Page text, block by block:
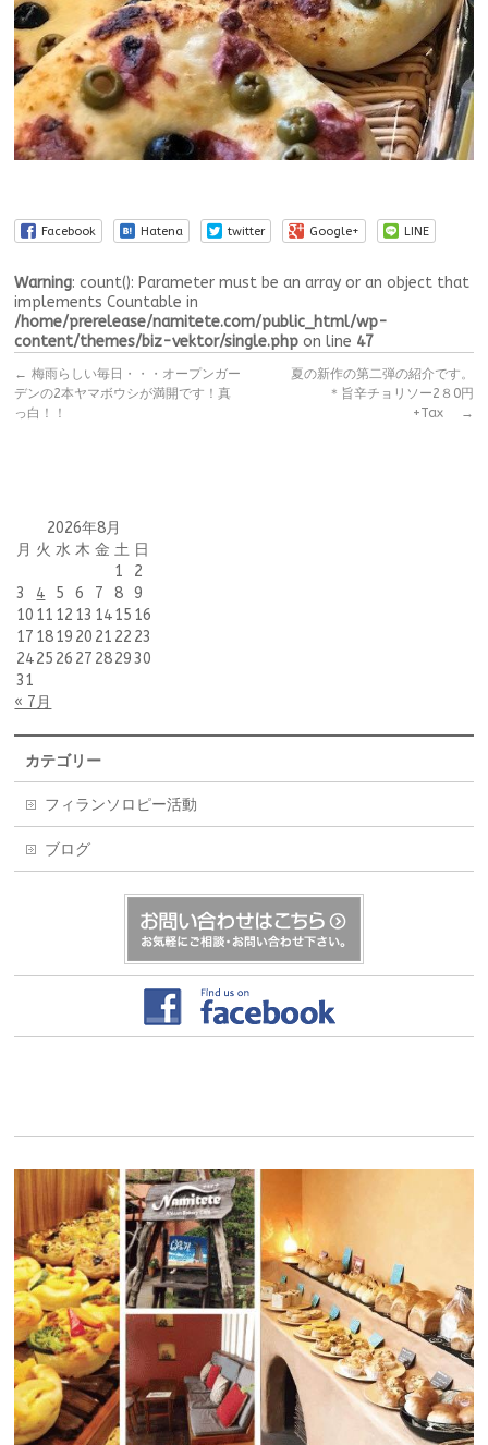
Facebook Hatena twitter Google+ LINE
Warning: count(): Parameter must be an array or an object that
implements Countable in
/home/prerelease/namitete.com/public_html/wp-
content/themes/biz-vektor/single.php on line 47
← 梅雨らしい毎日・・・オープンガー
デンの2本ヤマボウシが満開です！真
っ白！！
夏の新作の第二弾の紹介です。
＊旨辛チョリソー2８0円
+Tax
→
2026年8月
月 火 水 木 金 土 日
1
2
3
4 5 6 7 8
9
10 11 12 13 1415 16
17 1819 20 21 22 23
2425 26 27 2829 30
31
« 7月
カテゴリー
フィランソロピー活動
ブログ